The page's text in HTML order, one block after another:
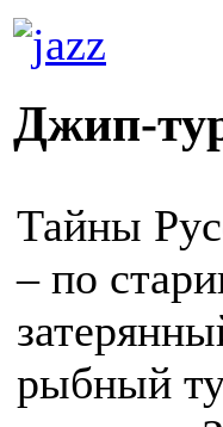
Джип-
Тайны
– по
рыбный